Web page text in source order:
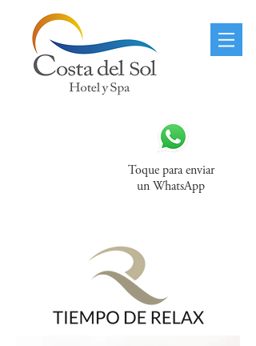
Toque para enviar
un WhatsApp